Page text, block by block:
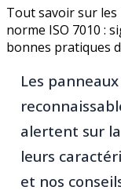
Tout savoir sur les
norme ISO 7010 :
bonnes pratiques
Les
alertent sur
leurs
et nos